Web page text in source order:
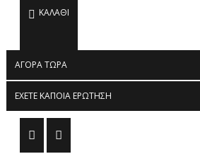
ΚΑΛΆΘΙ
ΑΓΟΡΆ ΤΏΡΑ
ΈΧΕΤΕ ΚΆΠΟΙΑ ΕΡΏΤΗΣΗ